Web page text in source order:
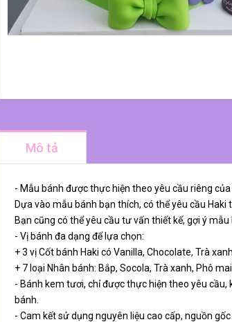
Mô tả
- Mẫu bánh được thực hiện theo yêu cầu riêng của
Dựa vào mẫu bánh bạn thích, có thể yêu cầu
Bạn cũng có thể yêu cầu tư vấn thiết kế, gợi ý mẫu
- Vị bánh đa dạng để lựa chọn:
+ 3 vị Cốt bánh Haki có Vanilla, Chocolate, Trà xanh
+ 7 loại Nhân bánh: Bắp, Socola, Trà xanh, Phô
- Bánh kem tươi, chỉ được thực hiện theo yêu
bánh.
- Cam kết sử dụng nguyên liệu cao cấp, nguồn